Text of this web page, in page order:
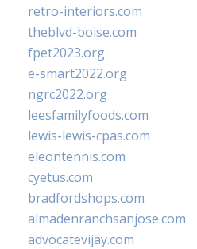
retro-interiors.com
theblvd-boise.com
fpet2023.org
e-smart2022.org
ngrc2022.org
leesfamilyfoods.com
lewis-lewis-cpas.com
eleontennis.com
cyetus.com
bradfordshops.com
almadenranchsanjose.com
advocatevijay.com